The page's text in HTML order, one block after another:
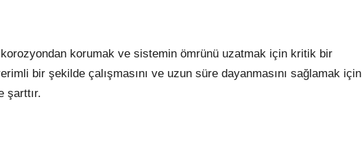
korozyondan korumak ve sistemin ömrünü uzatmak için kritik bir
bir şekilde çalışmasını ve uzun süre dayanmasını sağlamak için
şarttır.